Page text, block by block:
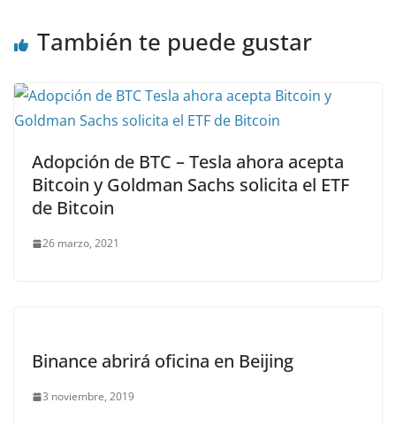
También te puede gustar
Adopción de BTC – Tesla ahora acepta
Bitcoin y Goldman Sachs solicita el ETF
de Bitcoin
26 marzo, 2021
Binance abrirá oficina en Beijing
3 noviembre, 2019